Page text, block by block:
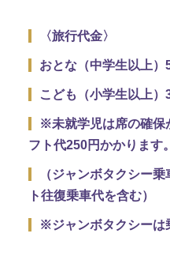
〈旅行代金〉
おとな（中学生以上）
こども（小学生以上）
※未就学児は席の確保
フト代250円かかります。
（ジャンボタクシー
ト往復乗車代を含む）
※ジャンボタクシーは